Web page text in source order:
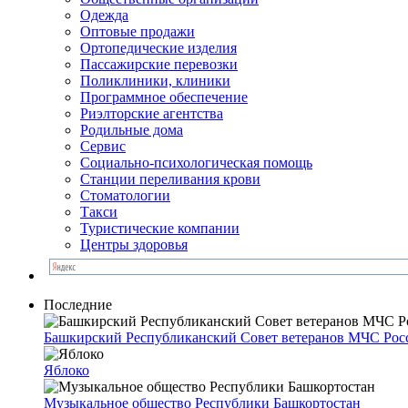
Одежда
Оптовые продажи
Ортопедические изделия
Пассажирские перевозки
Поликлиники, клиники
Программное обеспечение
Риэлторские агентства
Родильные дома
Сервис
Социально-психологическая помощь
Станции переливания крови
Стоматологии
Такси
Туристические компании
Центры здоровья
Последние
Башкирский Республиканский Совет ветеранов МЧС
Яблоко
Музыкальное общество Республики Башкортостан